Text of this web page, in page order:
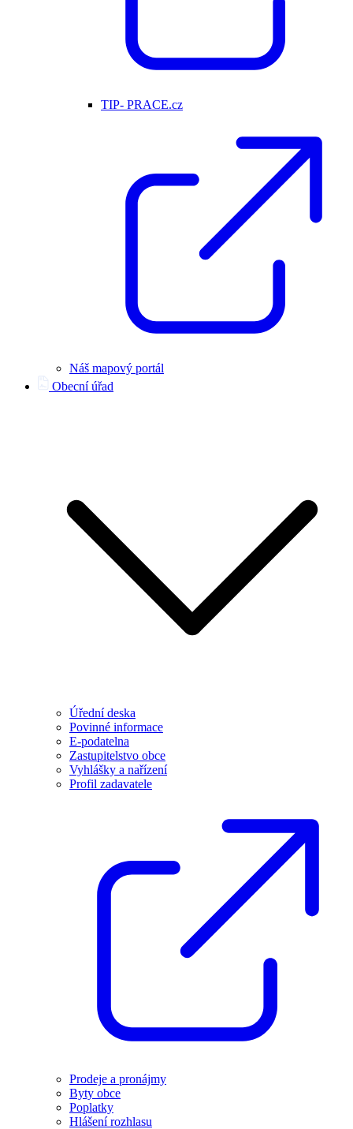
TIP- PRACE.cz
Náš mapový portál
Obecní úřad
Úřední deska
Povinné informace
E-podatelna
Zastupitelstvo obce
Vyhlášky a nařízení
Profil zadavatele
Prodeje a pronájmy
Byty obce
Poplatky
Hlášení rozhlasu